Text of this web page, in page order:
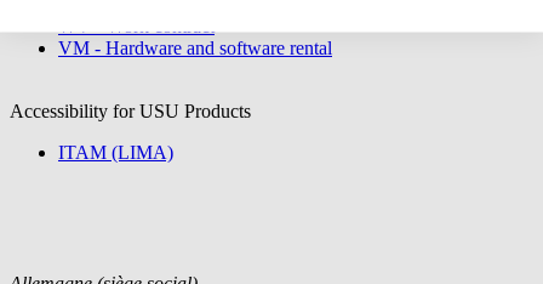
WV - Work contract
VM - Hardware and software rental
Accessibility for USU Products
ITAM (LIMA)